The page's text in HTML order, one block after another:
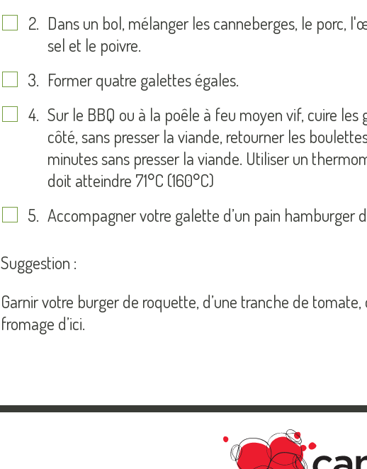
Dans un bol, mélanger les canneberges, le porc,
sel et le poivre.
Former quatre galettes égales.
Sur le BBQ ou à la poêle à feu moyen vif, cuire les
côté, sans presser la viande, retourner les
minutes sans presser la viande. Utiliser un
doit atteindre 71°C (160°C)
Accompagner votre galette d’un pain hamburger
Suggestion :
Garnir votre burger de roquette, d’une tranche de tomate,
fromage d’ici.